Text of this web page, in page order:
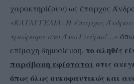
χαρακτηρίζουν) ως έπαρχος
«ΚΑΤΑΓΓΕΛΙΑ: Η έπαρχος Άνδρου
τριώροφα στο Άνω Γαύριο!…»
επίμαχη δημοσίευση, το αληθές
παράβαση υφίσταται στις
όπως όλως συκοφαντικώς και